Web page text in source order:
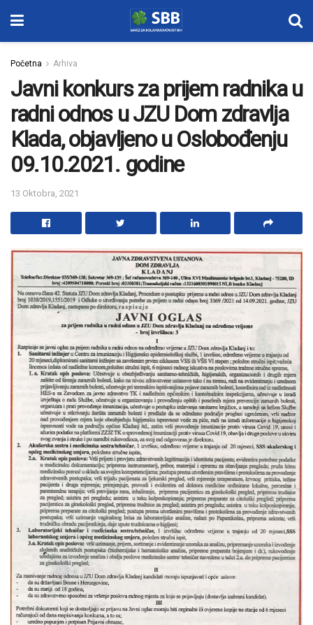
Početna Arhiva
Javni konkurs za prijem radnika u
radni odnos u JZU Dom zdravlja
Klada, objavljeno u Oslobođenju
09.10.2021. godine
13 Oktobra, 2021